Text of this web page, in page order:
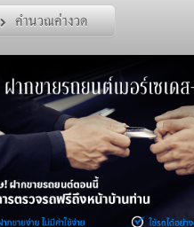
คำนวณค่างวด